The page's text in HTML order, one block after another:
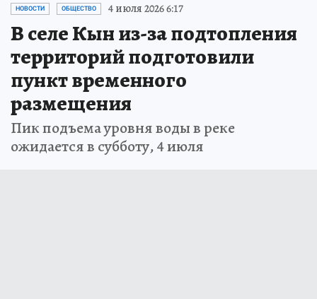
НОВОСТИ ОБЩЕСТВО 4 июля 2026 6:17
В селе Кын из-за подтопления
территорий подготовили
пункт временного
размещения
Пик подъема уровня воды в реке
ожидается в субботу, 4 июля